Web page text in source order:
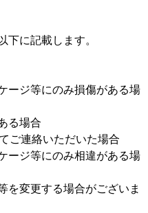
に記載します。
ージ等にのみ損傷がある場
る場合
ご連絡いただいた場合
ージ等にのみ相違がある場
を変更する場合がございま